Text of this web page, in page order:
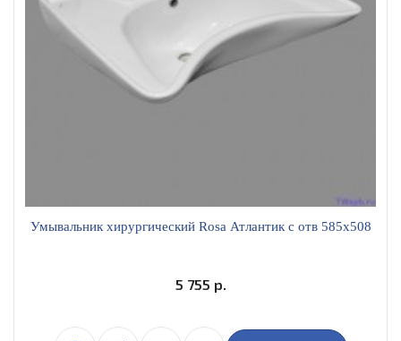
Умывальник хирургический Rosa Атлантик с отв 585х508
5 755 р.